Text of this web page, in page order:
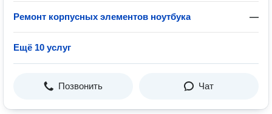
Ремонт корпусных элементов ноутбука —
Ещё 10 услуг
Позвонить Чат